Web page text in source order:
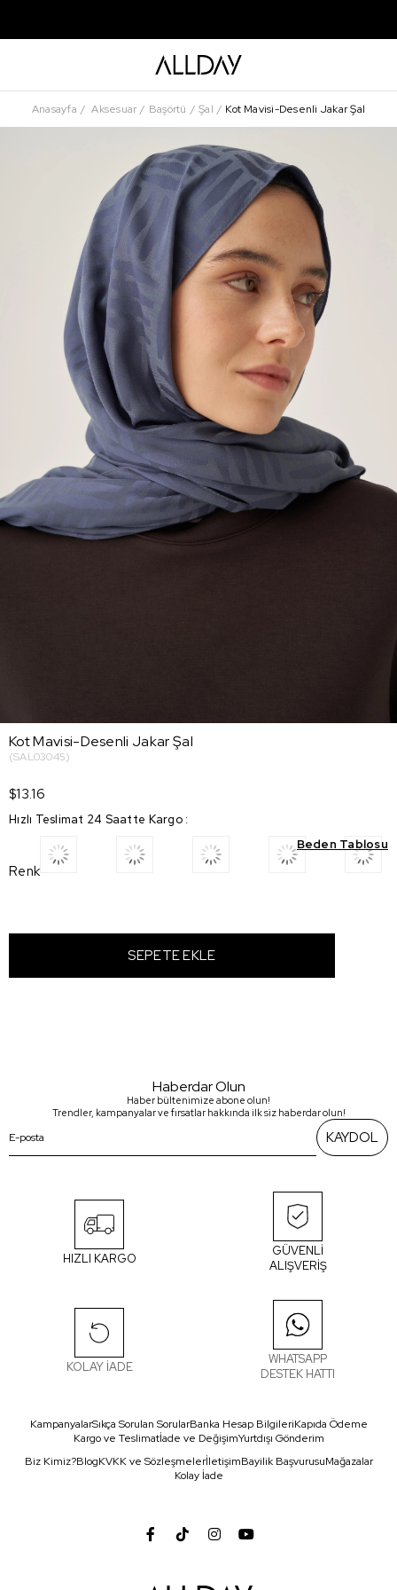
Anasayfa Aksesuar Başörtü Şal Kot Mavisi-Desenli Jakar Şal
Kot Mavisi-Desenli Jakar Şal
(SAL03045)
$13.16
Hızlı Teslimat 24 Saatte Kargo :
Beden Tablosu
Renk
Haberdar Olun
Haber bültenimize abone olun!
Trendler, kampanyalar ve fırsatlar hakkında ilk siz haberdar olun!
KAYDOL
HIZLI KARGO
GÜVENLİ
ALIŞVERİŞ
KOLAY İADE
WHATSAPP
DESTEK HATTI
KampanyalarSıkça Sorulan SorularBanka Hesap BilgileriKapıda Ödeme
Kargo ve Teslimatİade ve DeğişimYurtdışı Gönderim
Biz Kimiz?BlogKVKK ve SözleşmelerİletişimBayilik BaşvurusuMağazalar
Kolay İade